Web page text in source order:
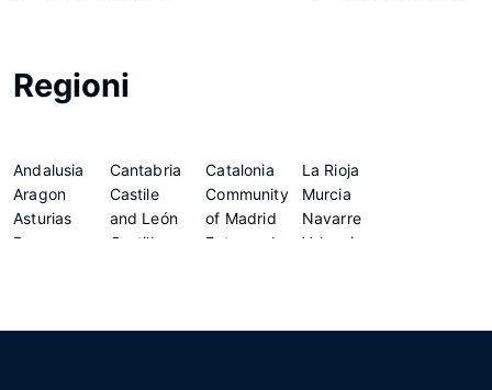
Regioni
Andalusia
Aragon
Asturias
Basque
Cantabria
Castile
and León
Castilla -
Catalonia
Community
of Madrid
Extremadura
La Rioja
Murcia
Navarre
Valencian